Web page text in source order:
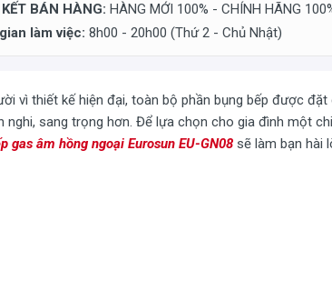
BÁN HÀNG: HÀNG MỚI 100% - CHÍNH HÃNG
làm việc: 8h00 - 20h00 (Thứ 2 - Chủ Nhật)
vì thiết kế hiện đại, toàn bộ phần bụng bếp được đặt
sang trọng hơn. Để lựa chọn cho gia đình một
gas âm hồng ngoại Eurosun EU-GN08 sẽ làm bạn hài